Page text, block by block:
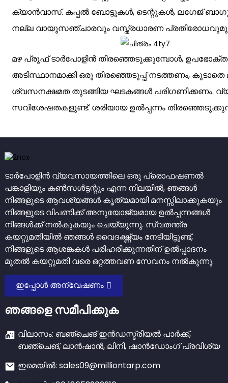
ക്യാൻവാസ്. കപ്പൽ ബോട്ടുകൾ, ടെന്റുകൾ, ലഗേജ്
നല്ല വായുസഞ്ചാരവും വസ്ത്രധാരണ
മഴ പ്രൂഫ് ടാർപോളിൻ തിരഞ്ഞെടുക്കുമ്പോൾ,
അടിസ്ഥാനമാക്കി ഒരു തിരഞ്ഞെടുപ്പ് നടത്തണം, കൂടാതെ
ശ്വസനക്ഷമത തുടങ്ങിയ ഘടകങ്ങൾ പരിഗണിക്കണം.
സവിശേഷതകളുണ്ട്. ശരിയായ ഉൽപ്പന്നം
ടാർപോളിൻ വ്യവസായത്തിലെ ഒരു പ്രൊഫഷണൽ
പങ്കാളിയും കൺസൾട്ടന്റും എന്ന നിലയിൽ, ഞങ്ങൾ
നിങ്ങളുടെ ആവശ്യങ്ങൾ കൃത്യമായി മനസ്സിലാക്കുകയും
നിങ്ങളുടെ വിപണിക്ക് അനുയോജ്യമായ ഉൽപ്പന്നങ്ങൾ
നിങ്ങൾക്ക് നൽകുകയും ചെയ്യുന്നു. സ്വതന്ത്ര
കയറ്റുമതിയിൽ ഞങ്ങൾ വൈദഗ്ദ്ധ്യം നേടിയിട്ടുണ്ട്,
നിങ്ങളുടെ ആശങ്കകൾ പരിഹരിക്കുന്നതിന് ഉൽപ്പാദനം
മുതൽ കയറ്റുമതി വരെ ഒറ്റത്തവണ സേവനം നൽകുന്നു.
ഇപ്പോൾ അന്വേഷണം
ഞങ്ങളെ സമീപിക്കുക
വിലാസം: ബഞ്ചെങ് ഇൻഡസ്ട്രിയൽ പാർക്ക്,
ബഞ്ചെങ്, ലാൻഷാൻ, ലിനി, ഷാൻഡോംഗ് പ്രവിശ്യ
ഇമെയിൽ: sales09@milliontarp.com